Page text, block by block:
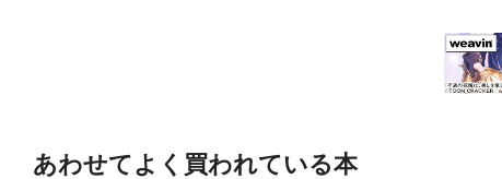
あわせてよく買われている本